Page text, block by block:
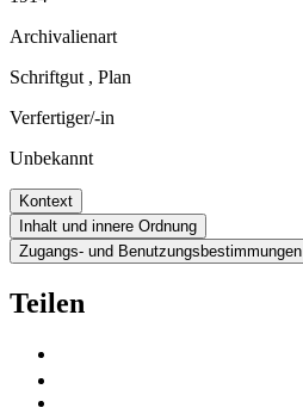
Archivalienart
Schriftgut , Plan
Verfertiger/-in
Unbekannt
Kontext
Inhalt und innere Ordnung
Zugangs- und Benutzungsbestimmungen
Teilen